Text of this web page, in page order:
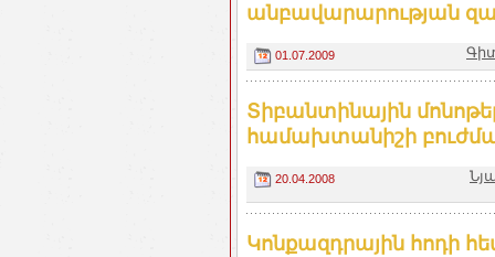
անբավարարության
01.07.2009
Տիբանտինային
համախտանիշի
20.04.2008
Կոնքազդրային հոդի